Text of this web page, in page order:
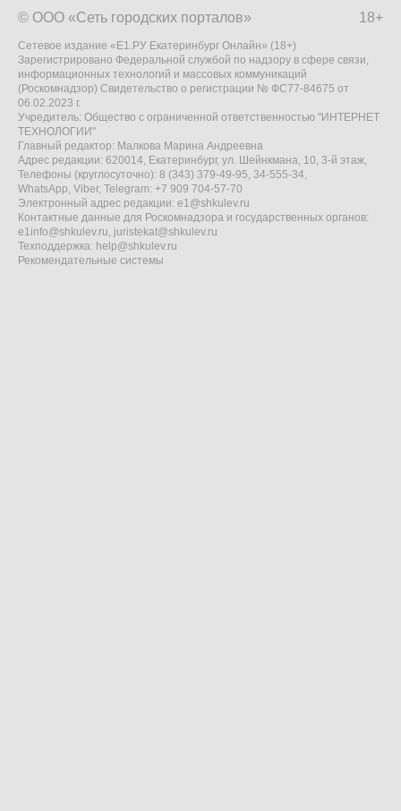
18+
© ООО «Сеть городских порталов»
Сетевое издание «Е1.РУ Екатеринбург Онлайн» (18+)
Зарегистрировано Федеральной службой по надзору в сфере связи,
информационных технологий и массовых коммуникаций
(Роскомнадзор) Свидетельство о регистрации № ФС77-84675 от
06.02.2023 г.
Учредитель: Общество с ограниченной ответственностью "ИНТЕРНЕТ
ТЕХНОЛОГИИ"
Главный редактор: Малкова Марина Андреевна
Адрес редакции: 620014, Екатеринбург, ул. Шейнкмана, 10, 3-й этаж,
Телефоны (круглосуточно): 8 (343) 379-49-95, 34-555-34,
WhatsApp, Viber, Telegram: +7 909 704-57-70
Электронный адрес редакции: e1@shkulev.ru
Контактные данные для Роскомнадзора и государственных органов:
e1info@shkulev.ru, juristekat@shkulev.ru
Техподдержка: help@shkulev.ru
Рекомендательные системы